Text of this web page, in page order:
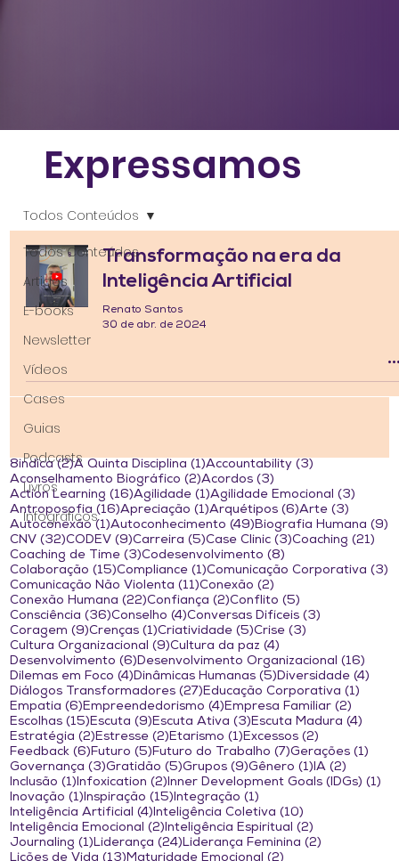
Todos Conteúdos
Artigos
E-books
Newsletter
Vídeos
Cases
Guias
Podcasts
Livros
Infográficos
Todos Conteúdos
Transformação na era da
Inteligência Artificial
Renato Santos
30 de abr. de 2024
8indica (2)2 posts
A Quinta Disciplina (1)1 post
Accountability (3)
Aconselhamento Biográfico (2)2 posts
Acordos (3)
Action Learning (16)16 posts
Agilidade (1)1 post
Agilidade Emocional (3)
Antroposofia (16)16 posts
Apreciação (1)1 post
Arquétipos (6)6 posts
Arte (3)
Autoconexão (1)1 post
Autoconhecimento (49)49 posts
Biografia Humana (9)
CNV (32)32 posts
CODEV (9)9 posts
Carreira (5)5 posts
Case Clinic (3)3 posts
Coaching (21)
Coaching de Time (3)3 posts
Codesenvolvimento (8)
Colaboração (15)15 posts
Compliance (1)1 post
Comunicação Corporativa (3)
Comunicação Não Violenta (11)11 posts
Conexão (2)
Conexão Humana (22)22 posts
Confiança (2)2 posts
Conflito (5)
Consciência (36)36 posts
Conselho (4)4 posts
Conversas Difíceis (3)
Coragem (9)9 posts
Crenças (1)1 post
Criatividade (5)5 posts
Crise (3)
Cultura Organizacional (9)9 posts
Cultura da paz (4)
Desenvolvimento (6)6 posts
Desenvolvimento Organizacional (16)
Dilemas em Foco (4)4 posts
Dinâmicas Humanas (5)5 posts
Diversidade (4)
Diálogos Transformadores (27)27 posts
Educação Corporativa (1)
Empatia (6)6 posts
Empreendedorismo (4)4 posts
Empresa Familiar (2)
Escolhas (15)15 posts
Escuta (9)9 posts
Escuta Ativa (3)3 posts
Escuta Madura (4)
Estratégia (2)2 posts
Estresse (2)2 posts
Etarismo (1)1 post
Excessos (2)
Feedback (6)6 posts
Futuro (5)5 posts
Futuro do Trabalho (7)7 posts
Gerações (1)
Governança (3)3 posts
Gratidão (5)5 posts
Grupos (9)9 posts
Gênero (1)1 post
IA (2)
Inclusão (1)1 post
Infoxication (2)2 posts
Inner Development Goals (IDGs) (1)
Inovação (1)1 post
Inspiração (15)15 posts
Integração (1)
Inteligência Artificial (4)4 posts
Inteligência Coletiva (10)
Inteligência Emocional (2)2 posts
Inteligência Espiritual (2)
Journaling (1)1 post
Liderança (24)24 posts
Liderança Feminina (2)
13 posts
Expressamos